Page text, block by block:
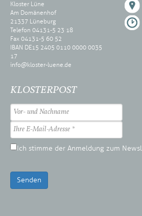
Kloster Lüne
Am Domänenhof
21337 Lüneburg
Telefon 04131-5 23 18
Fax 04131-5 60 52
IBAN DE15 2405 0110 0000 0035
17
info@kloster-luene.de
KLOSTERPOST
Ich stimme der Anmeldung zum
Senden